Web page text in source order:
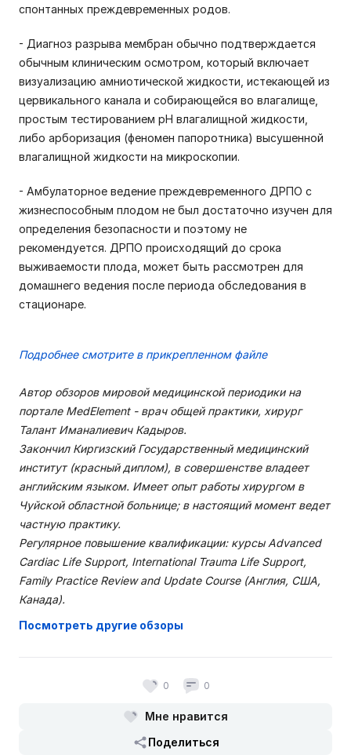
спонтанных преждевременных родов.
- Диагноз разрыва мембран обычно подтверждается
обычным клиническим осмотром, который включает
визуализацию амниотической жидкости, истекающей из
цервикального канала и собирающейся во влагалище,
простым тестированием рН влагалищной жидкости,
либо арборизация (феномен папоротника) высушенной
влагалищной жидкости на микроскопии.
- Амбулаторное ведение преждевременного ДРПО с
жизнеспособным плодом не был достаточно изучен для
определения безопасности и поэтому не
рекомендуется. ДРПО происходящий до срока
выживаемости плода, может быть рассмотрен для
домашнего ведения после периода обследования в
стационаре.
Подробнее смотрите в прикрепленном файле
Автор обзоров мировой медицинской периодики на
портале MedElement - врач общей практики, хирург
Талант Иманалиевич Кадыров.
Закончил Киргизский Государственный медицинский
институт (красный диплом), в совершенстве владеет
английским языком. Имеет опыт работы хирургом в
Чуйской областной больнице; в настоящий момент ведет
частную практику.
Регулярное повышение квалификации: курсы Advanced
Cardiac Life Support, International Trauma Life Support,
Family Practice Review and Update Course (Англия, США,
Канада).
Посмотреть другие обзоры
0 0
Мне нравится
Поделиться